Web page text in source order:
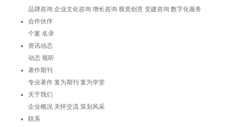
品牌咨询 企业文化咨询 增长咨询 视觉创意 党建咨询 数字化服务
合作伙伴
个案 名录
资讯动态
动态 视听
著作期刊
专业著作 复为期刊 复为学堂
关于我们
企业概况 关怀交流 策划风采
联系